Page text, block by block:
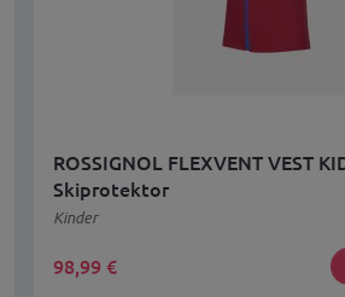
ROSSIGNOL FLEXVENT VEST
Skiprotektor
Kinder
98,99 €